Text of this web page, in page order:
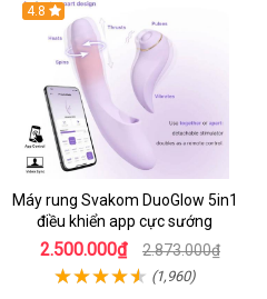
4.8
Máy rung Svakom DuoGlow 5in1
điều khiển app cực sướng
2.500.000₫ 2.873.000₫
(1,960)